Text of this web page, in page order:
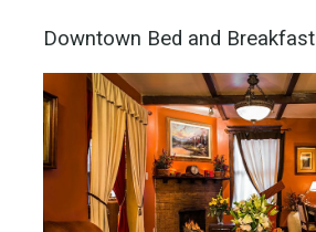
Downtown Bed and Breakfast